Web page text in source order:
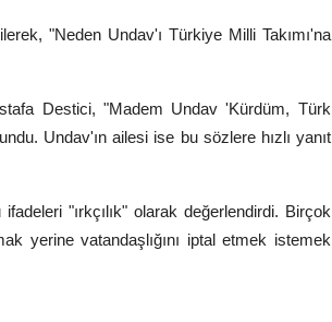
"Neden Undav'ı Türkiye Milli Takımı'na
Destici, "Madem Undav 'Kürdüm, Türk
Undav'ın ailesi ise bu sözlere hızlı yanıt
"ırkçılık" olarak değerlendirdi. Birçok
yerine vatandaşlığını iptal etmek istemek